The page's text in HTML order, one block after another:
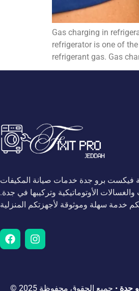
Gas charging in
refrigerator is one of
refrigerant gas. Gas
فيكست برو جدة خدمات صيانة المكيفات
والغسالات الأوتوماتيكية وتركيبها في جدة.
© 2025 جدة • جميع الحقوق محفوظة